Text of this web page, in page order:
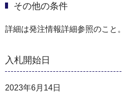
その他の条件
詳細は発注情報詳細参照のこと。
入札開始日
2023年6月14日